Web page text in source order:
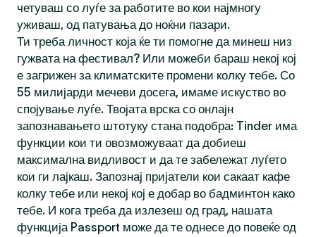
четуваш со луѓе за работите во кои најмногу
уживаш, од патувања до ноќни пазари.
Ти треба личност која ќе ти помогне да минеш низ
гужвата на фестивал? Или можеби бараш некој кој
е загрижен за климатските промени колку тебе. Со
55 милијарди мечеви досега, имаме искуство во
спојување луѓе. Твојата врска со онлајн
запознавањето штотуку стана подобра: Tinder има
функции кои ти овозможуваат да добиеш
максимална видливост и да те забележат луѓето
кои ги лајкаш. Запознај пријатели кои сакаат кафе
колку тебе или некој кој е добар во бадминтон како
тебе. И кога треба да излезеш од град, нашата
функција Passport може да те однесе до повеќе од